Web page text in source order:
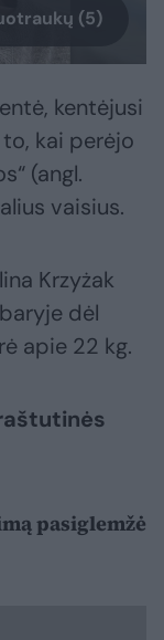
(5)
kentėjusi
kai perėjo
(angl.
vaisius.
Krzyżak
dėl
apie 22 kg.
pasiglemžė